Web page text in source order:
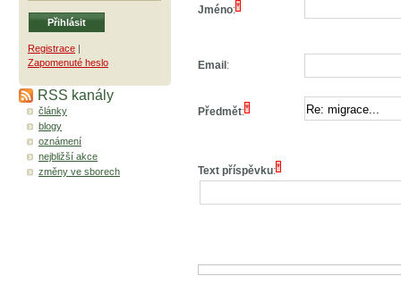
Registrace |
Zapomenuté heslo
RSS kanály
články
blogy
oznámení
nejbližší akce
změny ve sborech
Jméno:*
Email :
Předmět:*
Text příspěvku:*